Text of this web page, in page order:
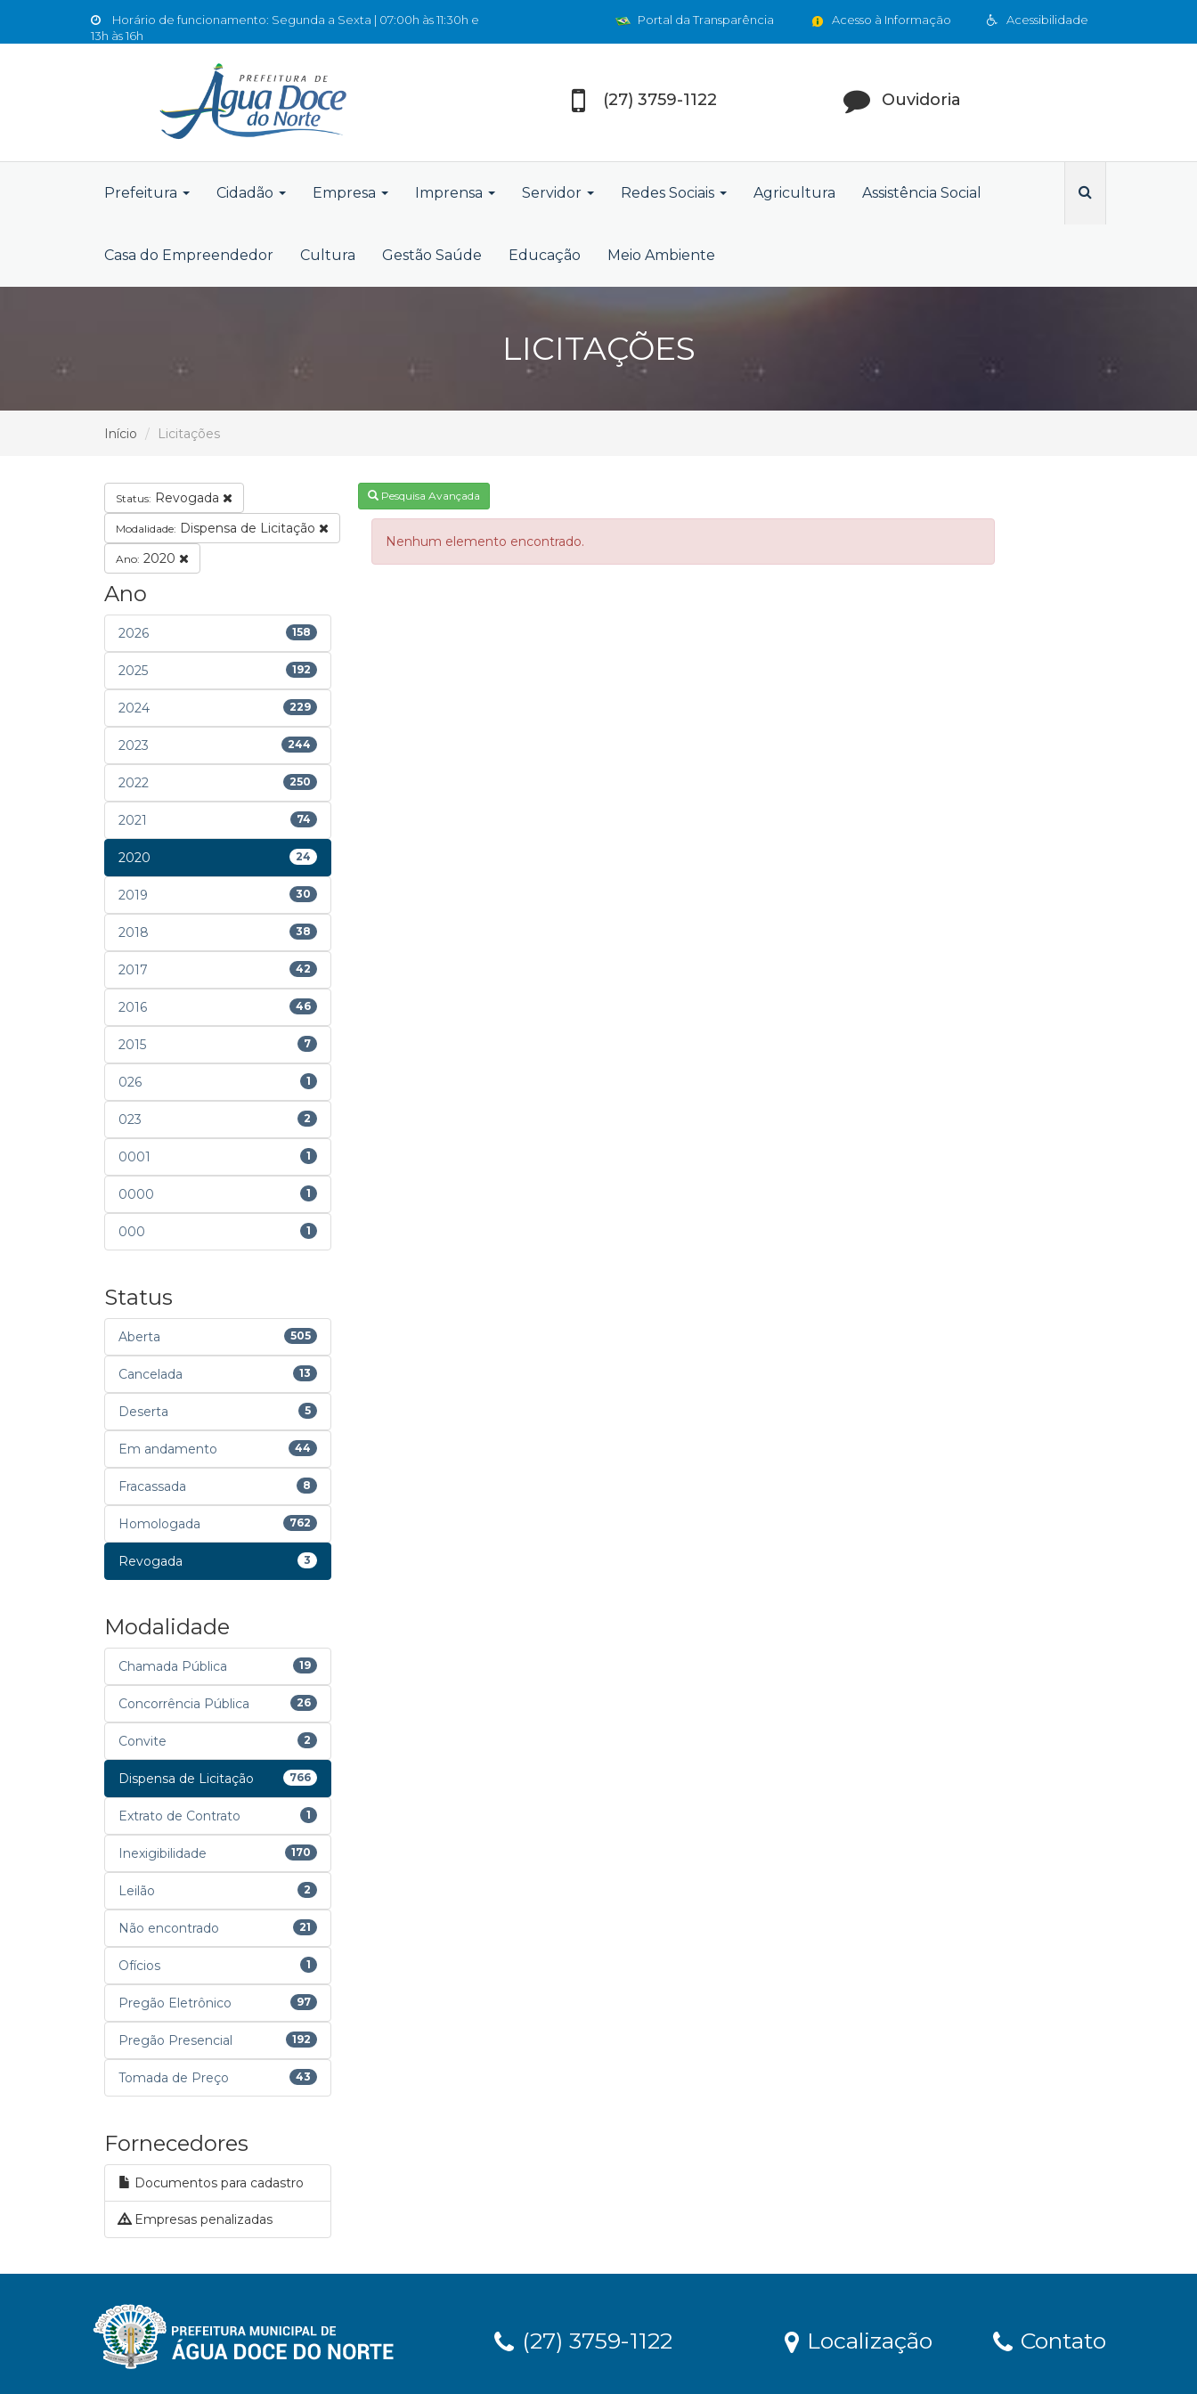
Horário de funcionamento: Segunda a Sexta | 07:00h às 11:30h e
13h às 16h
Acessibilidade
Acesso à Informação
Portal da Transparência
(27) 3759-1122 Ouvidoria
Prefeitura Cidadão Empresa Imprensa Servidor Redes Sociais Agricultura Assistência Social
Casa do Empreendedor Cultura Gestão Saúde Educação Meio Ambiente
LICITAÇÕES
Início Licitações
Status: Revogada
Modalidade: Dispensa de Licitação
Ano: 2020
Ano
2026 158
2025 192
2024 229
2023 244
2022 250
2021 74
2020 24
2019 30
2018 38
2017 42
2016 46
2015 7
026 1
023 2
0001 1
0000 1
000 1
Status
Aberta 505
Cancelada 13
Deserta 5
Em andamento 44
Fracassada 8
Homologada 762
Revogada 3
Modalidade
Chamada Pública 19
Concorrência Pública 26
Convite 2
Dispensa de Licitação 766
Extrato de Contrato 1
Inexigibilidade 170
Leilão 2
Não encontrado 21
Ofícios 1
Pregão Eletrônico 97
Pregão Presencial 192
Tomada de Preço 43
Fornecedores
Documentos para cadastro
Empresas penalizadas
Pesquisa Avançada
Nenhum elemento encontrado.
(27) 3759-1122 Localização Contato